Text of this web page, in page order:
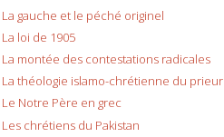
La gauche et le péché originel
La loi de 1905
La montée des contestations radicales
La théologie islamo-chrétienne du
Le Notre Père en grec
Les chrétiens du Pakistan